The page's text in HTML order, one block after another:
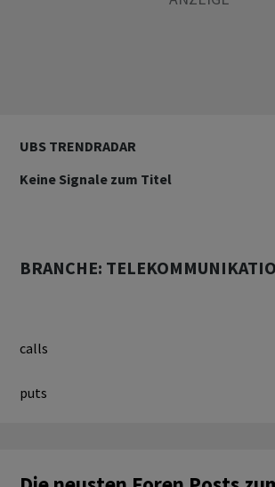
UBS TRENDRADAR
Keine Signale zum Titel
BRANCHE:
calls
puts